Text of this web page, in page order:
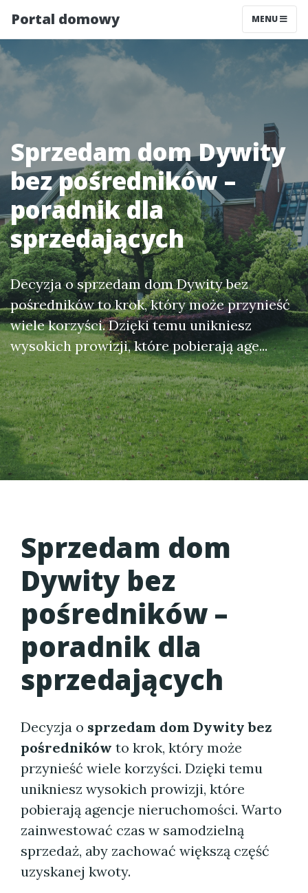
Portal domowy MENU
Sprzedam dom Dywity
bez pośredników –
poradnik dla
sprzedających
Decyzja o sprzedam dom Dywity bez
pośredników to krok, który może przynieść
wiele korzyści. Dzięki temu unikniesz
wysokich prowizji, które pobierają age...
Sprzedam dom
Dywity bez
pośredników –
poradnik dla
sprzedających
Decyzja o sprzedam dom Dywity bez
pośredników to krok, który może
przynieść wiele korzyści. Dzięki temu
unikniesz wysokich prowizji, które
pobierają agencje nieruchomości. Warto
zainwestować czas w samodzielną
sprzedaż, aby zachować większą część
uzyskanej kwoty.